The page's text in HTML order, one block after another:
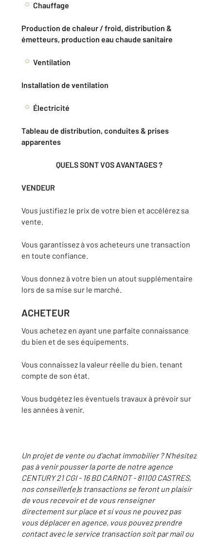
Chauffage
Production de chaleur / froid, distribution &
émetteurs, production eau chaude sanitaire
Ventilation
Installation de ventilation
Électricité
Tableau de distribution, conduites & prises
apparentes
QUELS SONT VOS AVANTAGES ?
VENDEUR
Vous justifiez le prix de votre bien et accélérez sa
vente.
Vous garantissez à vos acheteurs une transaction
en toute confiance.
Vous donnez à votre bien un atout supplémentaire
lors de sa mise sur le marché.
ACHETEUR
Vous achetez en ayant une parfaite connaissance
du bien et de ses équipements.
Vous connaissez la valeur réelle du bien, tenant
compte de son état.
Vous budgétez les éventuels travaux à prévoir sur
les années à venir.
Un projet de vente ou d'achat immobilier ? N'hésitez
pas à venir pousser la porte de notre agence
CENTURY 21 CGI - 16 BD CARNOT - 81100 CASTRES,
nos conseiller(e)s transactions se feront un plaisir
de vous recevoir et de vous renseigner
directement sur place et si vous ne pouvez pas
vous déplacer en agence, vous pouvez prendre
contact avec le service transaction soit par mail ou